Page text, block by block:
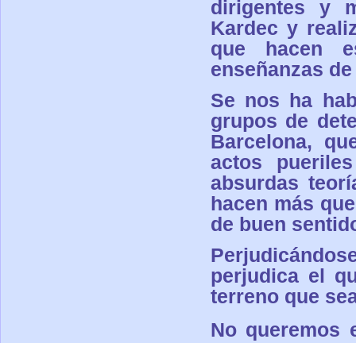
dirigentes y
Kardec y
que hacen
enseñanzas
Se nos ha
grupos de
Barcelona,
actos
absurdas
hacen más
de buen
perjudica el
terreno que
No queremos